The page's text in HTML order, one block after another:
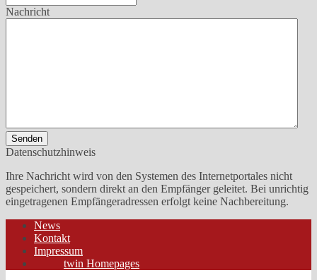
Nachricht
Senden
Datenschutzhinweis
Ihre Nachricht wird von den Systemen des Internetportales nicht
gespeichert, sondern direkt an den Empfänger geleitet. Bei unrichtig
eingetragenen Empfängeradressen erfolgt keine Nachbereitung.
News
Kontakt
Impressum
twin Homepages